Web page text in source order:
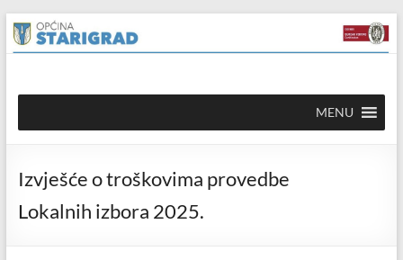
content
Skip
to
content
Općina
Starigrad
mrežna
stranica
MENU
Izvješće o troškovima provedbe
Lokalnih izbora 2025.